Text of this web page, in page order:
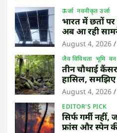
ऊर्जा नवनीकृत उर्जा
भारत में छतों
अब आ रही
August 4, 2026
जैव विविधता भूमि वन
तीन चौथाई
हासिल,
उष्णकटिबंधीय
August 4, 2026
EDITOR'S PICK
सिर्फ गर्मी
फ्रांस और स्पेन